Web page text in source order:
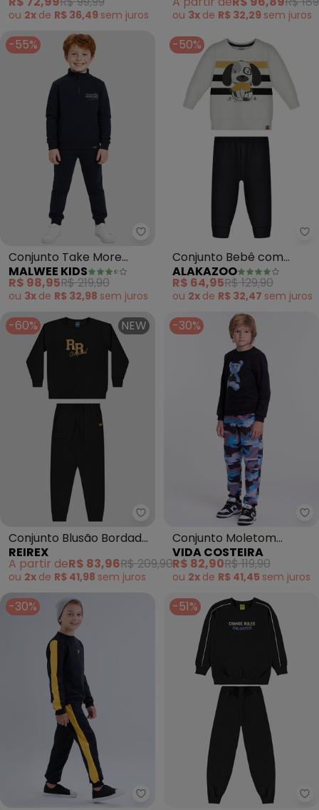
(Preto)
ou 2x de R$ 36,49 sem juros
(Preto)
ou 3x de R$ 32,29 sem juros
-55%
Malwee Kids - Conjunto Take
Conjunto Take More
Adventures em
Moletinho (Preto)
MALWEE KIDS
R$ 98,95R$ 219,90
ou 3x de R$ 32,98 sem juros
-50%
Conjunto Bebê com
Blusão Estampado e
Calça (Preto)
ALAKAZOO
R$ 64,95R$ 129,90
ou 2x de R$ 32,47 sem juros
-60% NEW
Reirex - Conjunto Blusão
Conjunto Blusão Bordado
e Calça (Preto)
REIREX
A partir deR$ 83,96R$ 209,90
ou 2x de R$ 41,98 sem juros
-30%
Conjunto Moletom
Infantil Camuflado Urso
(Preto)
VIDA COSTEIRA
R$ 82,90R$ 119,90
ou 2x de R$ 41,45 sem juros
-30%
Vida Costeira - Conjunto de
-51%